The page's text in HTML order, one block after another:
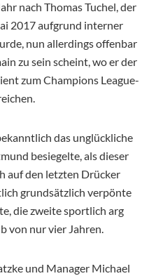
nach Thomas Tuchel, der
2017 aufgrund interner
nun allerdings offenbar
zu sein scheint, wo er der
zum Champions League-
das unglückliche
besiegelte, als dieser
auf den letzten Drücker
grundsätzlich verpönte
die zweite sportlich arg
von nur vier Jahren.
und Manager Michael